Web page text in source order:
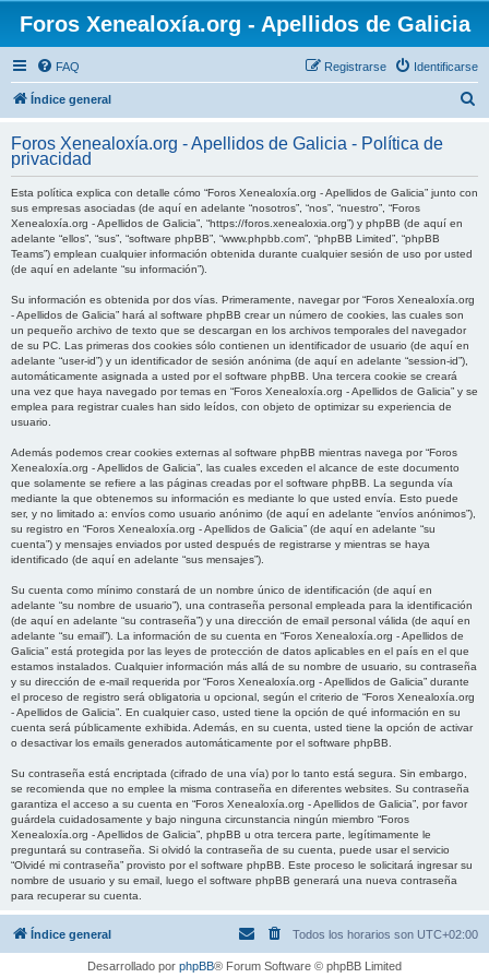
Foros Xenealoxía.org - Apellidos de Galicia
FAQ Identificarse
Registrarse
Índice general
c
Foros Xenealoxía.org - Apellidos de Galicia - Política de
privacidad
Esta política explica con detalle cómo “Foros Xenealoxía.org - Apellidos de Galicia” junto con
sus empresas asociadas (de aquí en adelante “nosotros”, “nos”, “nuestro”, “Foros
Xenealoxía.org - Apellidos de Galicia”, “https://foros.xenealoxia.org”) y phpBB (de aquí en
adelante “ellos”, “sus”, “software phpBB”, “www.phpbb.com”, “phpBB Limited”, “phpBB
Teams”) emplean cualquier información obtenida durante cualquier sesión de uso por usted
(de aquí en adelante “su información”).
Su información es obtenida por dos vías. Primeramente, navegar por “Foros Xenealoxía.org
- Apellidos de Galicia” hará al software phpBB crear un número de cookies, las cuales son
un pequeño archivo de texto que se descargan en los archivos temporales del navegador
de su PC. Las primeras dos cookies sólo contienen un identificador de usuario (de aquí en
adelante “user-id”) y un identificador de sesión anónima (de aquí en adelante “session-id”),
automáticamente asignada a usted por el software phpBB. Una tercera cookie se creará
una vez que haya navegado por temas en “Foros Xenealoxía.org - Apellidos de Galicia” y se
emplea para registrar cuales han sido leídos, con objeto de optimizar su experiencia de
usuario.
Además podemos crear cookies externas al software phpBB mientras navega por “Foros
Xenealoxía.org - Apellidos de Galicia”, las cuales exceden el alcance de este documento
que solamente se refiere a las páginas creadas por el software phpBB. La segunda vía
mediante la que obtenemos su información es mediante lo que usted envía. Esto puede
ser, y no limitado a: envíos como usuario anónimo (de aquí en adelante “envíos anónimos”),
su registro en “Foros Xenealoxía.org - Apellidos de Galicia” (de aquí en adelante “su
cuenta”) y mensajes enviados por usted después de registrarse y mientras se haya
identificado (de aquí en adelante “sus mensajes”).
Su cuenta como mínimo constará de un nombre único de identificación (de aquí en
adelante “su nombre de usuario”), una contraseña personal empleada para la identificación
(de aquí en adelante “su contraseña”) y una dirección de email personal válida (de aquí en
adelante “su email”). La información de su cuenta en “Foros Xenealoxía.org - Apellidos de
Galicia” está protegida por las leyes de protección de datos aplicables en el país en el que
estamos instalados. Cualquier información más allá de su nombre de usuario, su contraseña
y su dirección de e-mail requerida por “Foros Xenealoxía.org - Apellidos de Galicia” durante
el proceso de registro será obligatoria u opcional, según el criterio de “Foros Xenealoxía.org
- Apellidos de Galicia”. En cualquier caso, usted tiene la opción de qué información en su
cuenta será públicamente exhibida. Además, en su cuenta, usted tiene la opción de activar
o desactivar los emails generados automáticamente por el software phpBB.
Su contraseña está encriptada (cifrado de una vía) por lo tanto está segura. Sin embargo,
se recomienda que no emplee la misma contraseña en diferentes websites. Su contraseña
garantiza el acceso a su cuenta en “Foros Xenealoxía.org - Apellidos de Galicia”, por favor
guárdela cuidadosamente y bajo ninguna circunstancia ningún miembro “Foros
Xenealoxía.org - Apellidos de Galicia”, phpBB u otra tercera parte, legítimamente le
preguntará su contraseña. Si olvidó la contraseña de su cuenta, puede usar el servicio
“Olvidé mi contraseña” provisto por el software phpBB. Este proceso le solicitará ingresar su
nombre de usuario y su email, luego el software phpBB generará una nueva contraseña
para recuperar su cuenta.
Índice general Todos los horarios son UTC+02:00
Desarrollado por phpBB® Forum Software © phpBB Limited